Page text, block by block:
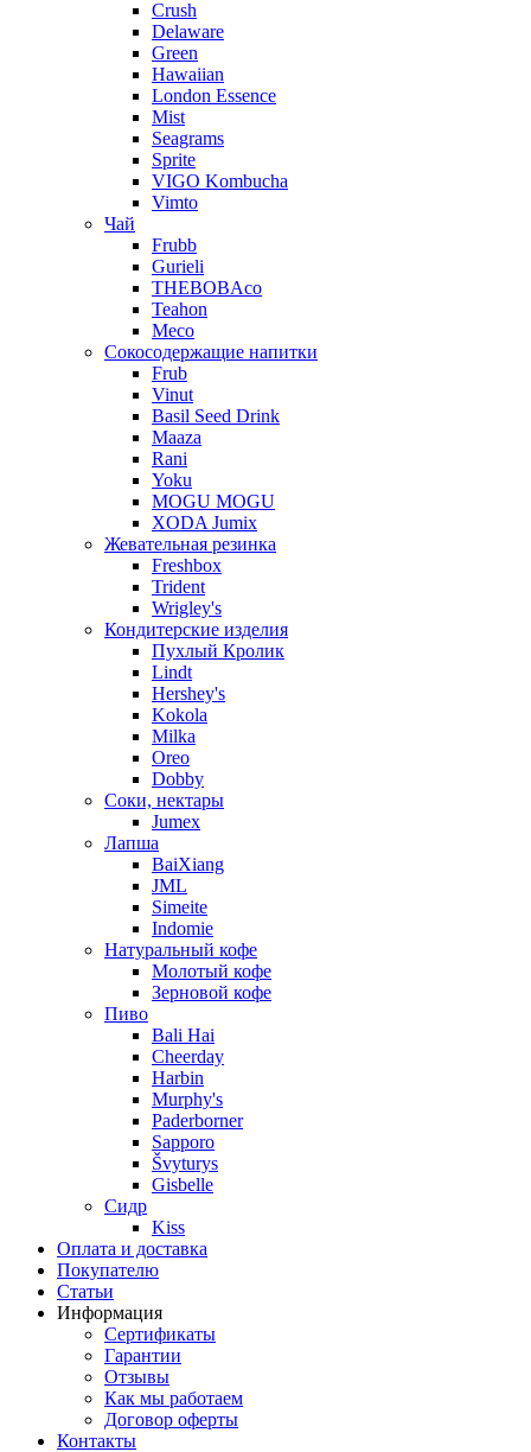
Crush
Delaware
Green
Hawaiian
London Essence
Mist
Seagrams
Sprite
VIGO Kombucha
Vimto
Чай
Frubb
Gurieli
THEBOBAco
Teahon
Meco
Сокосодержащие напитки
Frub
Vinut
Basil Seed Drink
Maaza
Rani
Yoku
MOGU MOGU
XODA Jumix
Жевательная резинка
Freshbox
Trident
Wrigley's
Кондитерские изделия
Пухлый Кролик
Lindt
Hershey's
Kokola
Milka
Oreo
Dobby
Соки, нектары
Jumex
Лапша
BaiXiang
JML
Simeite
Indomie
Натуральный кофе
Молотый кофе
Зерновой кофе
Пиво
Bali Hai
Cheerday
Harbin
Murphy's
Paderborner
Sapporo
Švyturys
Gisbelle
Сидр
Kiss
Оплата и доставка
Покупателю
Статьи
Информация
Сертификаты
Гарантии
Отзывы
Как мы работаем
Договор оферты
Контакты